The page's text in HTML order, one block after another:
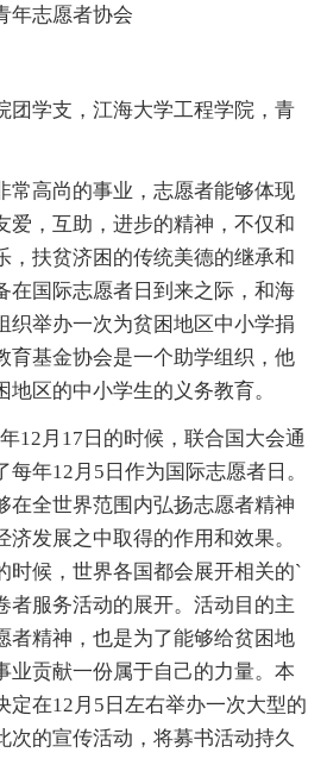
志愿者协会
学支，江海大学工程学院，青
高尚的事业，志愿者能够体现
爱，互助，进步的精神，不仅和
，扶贫济困的传统美德的继承和
在国际志愿者日到来之际，和海
织举办一次为贫困地区中小学捐
育基金协会是一个助学组织，他
区的中小学生的义务教育。
月17日的时候，联合国大会通
年12月5日作为国际志愿者日。
在全世界范围内弘扬志愿者精神
发展之中取得的作用和效果。
时候，世界各国都会展开相关的`
者服务活动的展开。活动目的主
者精神，也是为了能够给贫困地
业贡献一份属于自己的力量。本
定在12月5日左右举办一次大型的
次的宣传活动，将募书活动持久